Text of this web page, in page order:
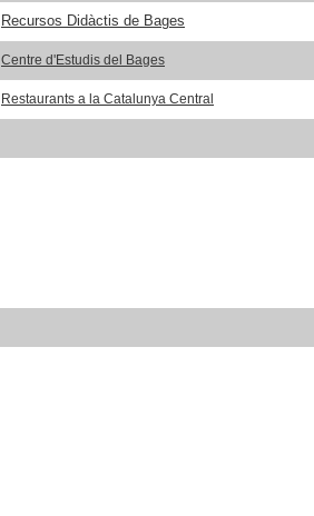
Recursos Didàctis de Bages
Centre d'Estudis del Bages
Restaurants a la Catalunya Central